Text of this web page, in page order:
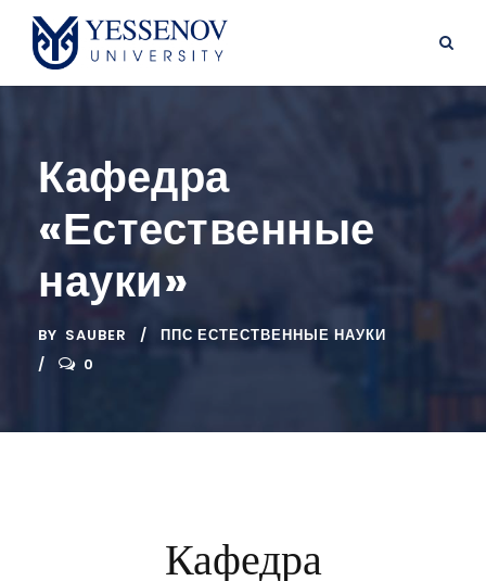
Кафедра
«Естественные
науки»
BY SAUBER
ППС ЕСТЕСТВЕННЫЕ НАУКИ
0
Кафедра